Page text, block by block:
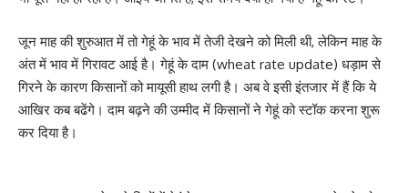
जून माह की शुरुआत में तो गेहूं के भाव में तेजी देखने को मिली थी, लेकिन माह के
अंत में भाव में गिरावट आई है। गेहूं के दाम (wheat rate update) धड़ाम से
गिरने के कारण किसानों को मायूसी हाथ लगी है। अब वे इसी इंतजार में हैं कि ये
आखिर कब बढेंगे। दाम बढ़ने की उम्मीद में किसानों ने गेहूं को स्टॉक करना शुरू
कर दिया है।